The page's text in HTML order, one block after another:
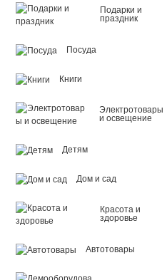
Подарки и
праздник
Посуда
Книги
Электротовары
и освещение
Детям
Дом и сад
Красота и
здоровье
Автотовары